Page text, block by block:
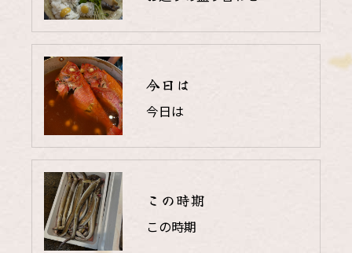
今日は
今日は
この時期
この時期